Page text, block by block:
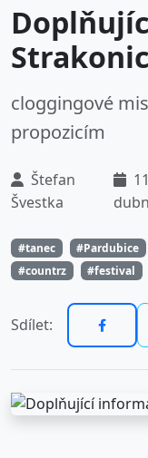
cloggingové
propozicím
Štefan
Švestka
#tanec #Pardubice
#countrz
#festival
Sdílet: